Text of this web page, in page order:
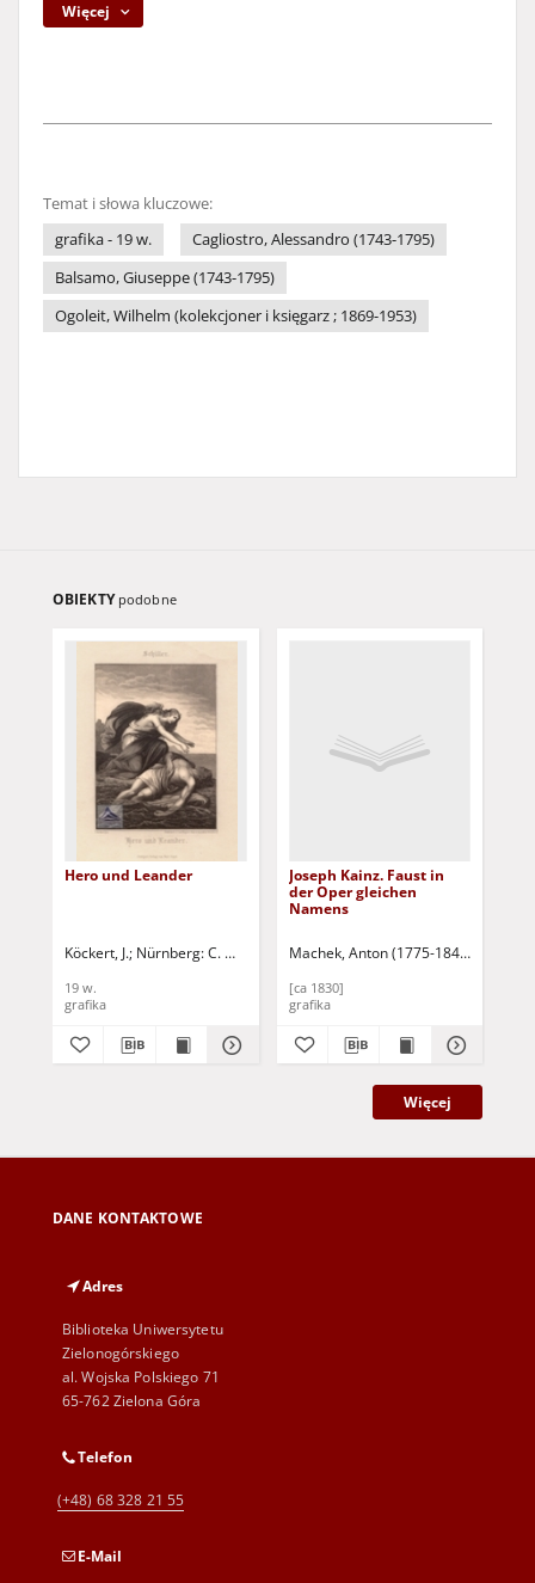
Więcej
Temat i słowa kluczowe:
grafika - 19 w.
Cagliostro, Alessandro (1743-1795)
Balsamo, Giuseppe (1743-1795)
Ogoleit, Wilhelm (kolekcjoner i księgarz ; 1869-1953)
OBIEKTY podobne
Hero und Leander
Köckert, J. Nürnberg: C. Mayer's Kunst-Anstaltin
19 w.
grafika
Joseph Kainz. Faust in
der Oper gleichen
Namens
Machek, Anton (1775-1844)
[ca 1830]
grafika
Więcej
DANE KONTAKTOWE
Adres
Biblioteka Uniwersytetu
Zielonogórskiego
al. Wojska Polskiego 71
65-762 Zielona Góra
Telefon
(+48) 68 328 21 55
E-Mail